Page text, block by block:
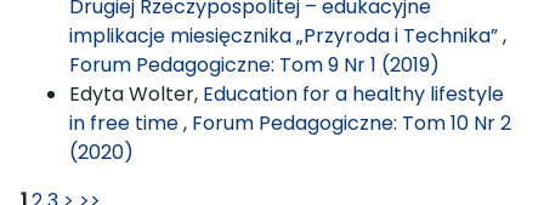
Drugiej Rzeczypospolitej – edukacyjne
implikacje miesięcznika „Przyroda i Technika”,
Forum Pedagogiczne: Tom 9 Nr 1 (2019)
Edyta Wolter, Education for a healthy lifestyle
in free time, Forum Pedagogiczne: Tom 10 Nr 2
(2020)